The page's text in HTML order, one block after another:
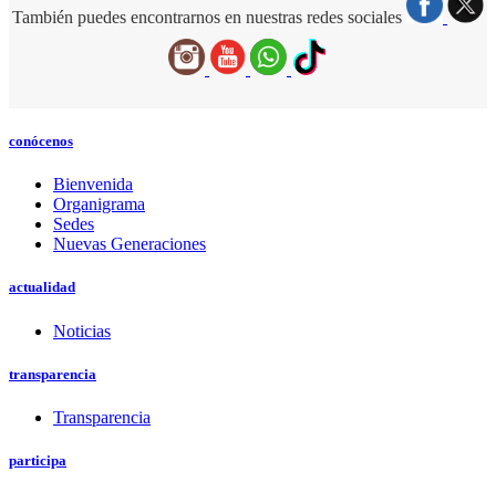
También puedes encontrarnos en nuestras redes sociales
conócenos
Bienvenida
Organigrama
Sedes
Nuevas Generaciones
actualidad
Noticias
transparencia
Transparencia
participa